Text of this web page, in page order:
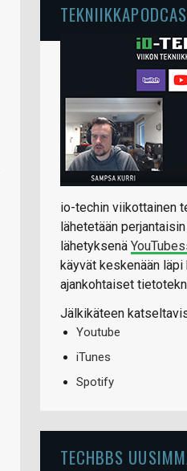
io-techin viikottainen
lähetetään
lähetyksenä
käyvät keskenään
ajankohtaiset
Jälkikäteen
Youtube
iTunes
Spotify
TECHBBS